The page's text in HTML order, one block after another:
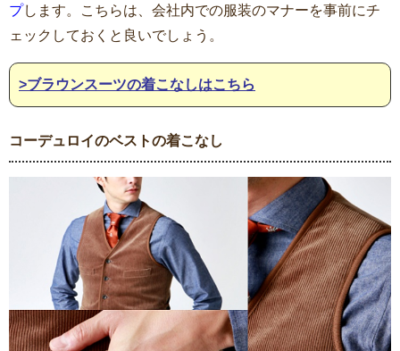
プします。こちらは、会社内での服装のマナーを事前にチ
ェックしておくと良いでしょう。
>ブラウンスーツの着こなしはこちら
コーデュロイのベストの着こなし